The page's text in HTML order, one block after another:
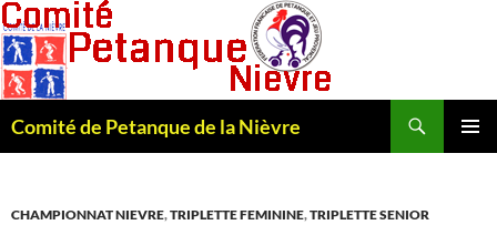
Comité de Petanque de la Nièvre
CHAMPIONNAT NIEVRE,TRIPLETTE FEMININE,TRIPLETTE SENIOR